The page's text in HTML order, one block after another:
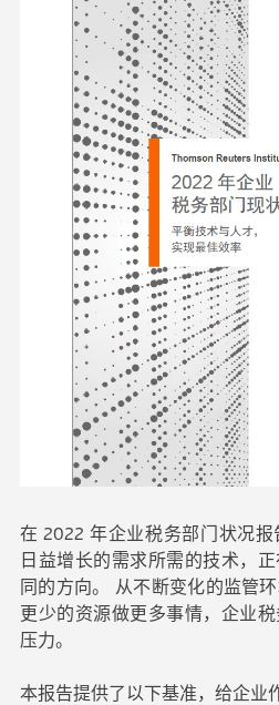
在 2022 年企业税务部门状况
日益增长的需求所需的技术，
同的方向。 从不断变化的监管
更少的资源做更多事情，企业
压力。
本报告提供了以下基准，给企业